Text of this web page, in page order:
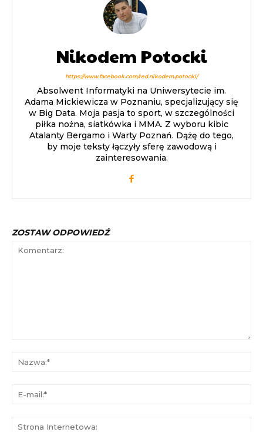
Nikodem Potocki
https://www.facebook.com/red.nikodem.potocki/
Absolwent Informatyki na Uniwersytecie im.
Adama Mickiewicza w Poznaniu, specjalizujący się
w Big Data. Moja pasja to sport, w szczególności
piłka nożna, siatkówka i MMA. Z wyboru kibic
Atalanty Bergamo i Warty Poznań. Dążę do tego,
by moje teksty łączyły sferę zawodową i
zainteresowania.
ZOSTAW ODPOWIEDŹ